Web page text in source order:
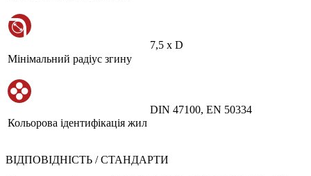
Мінімальний радіус згину
7,5 х D
Кольорова ідентифікація жил
DIN 47100, EN 50334
ВІДПОВІДНІСТЬ / СТАНДАРТИ